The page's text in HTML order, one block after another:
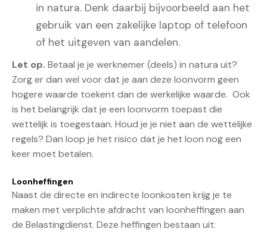
in natura. Denk daarbij bijvoorbeeld aan het
gebruik van een zakelijke laptop of telefoon
of het uitgeven van aandelen.
Let op. Betaal je je werknemer (deels) in natura uit?
Zorg er dan wel voor dat je aan deze loonvorm geen
hogere waarde toekent dan de werkelijke waarde. Ook
is het belangrijk dat je een loonvorm toepast die
wettelijk is toegestaan. Houd je je niet aan de wettelijke
regels? Dan loop je het risico dat je het loon nog een
keer moet betalen.
Loonheffingen
Naast de directe en indirecte loonkosten krijg je te
maken met verplichte afdracht van loonheffingen aan
de Belastingdienst. Deze heffingen bestaan uit: